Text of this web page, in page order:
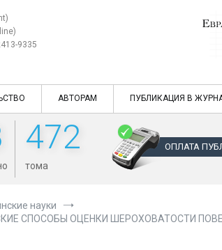
9335
Евразийский
АВТОРАМ ПУБЛИКАЦИЯ В
472
тома
ОПЛАТА
науки
СПОСОБЫ ОЦЕНКИ ШЕРОХОВАТОСТИ